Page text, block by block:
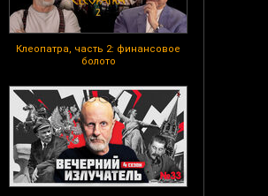
Клеопатра, часть 2: финансовое
болото